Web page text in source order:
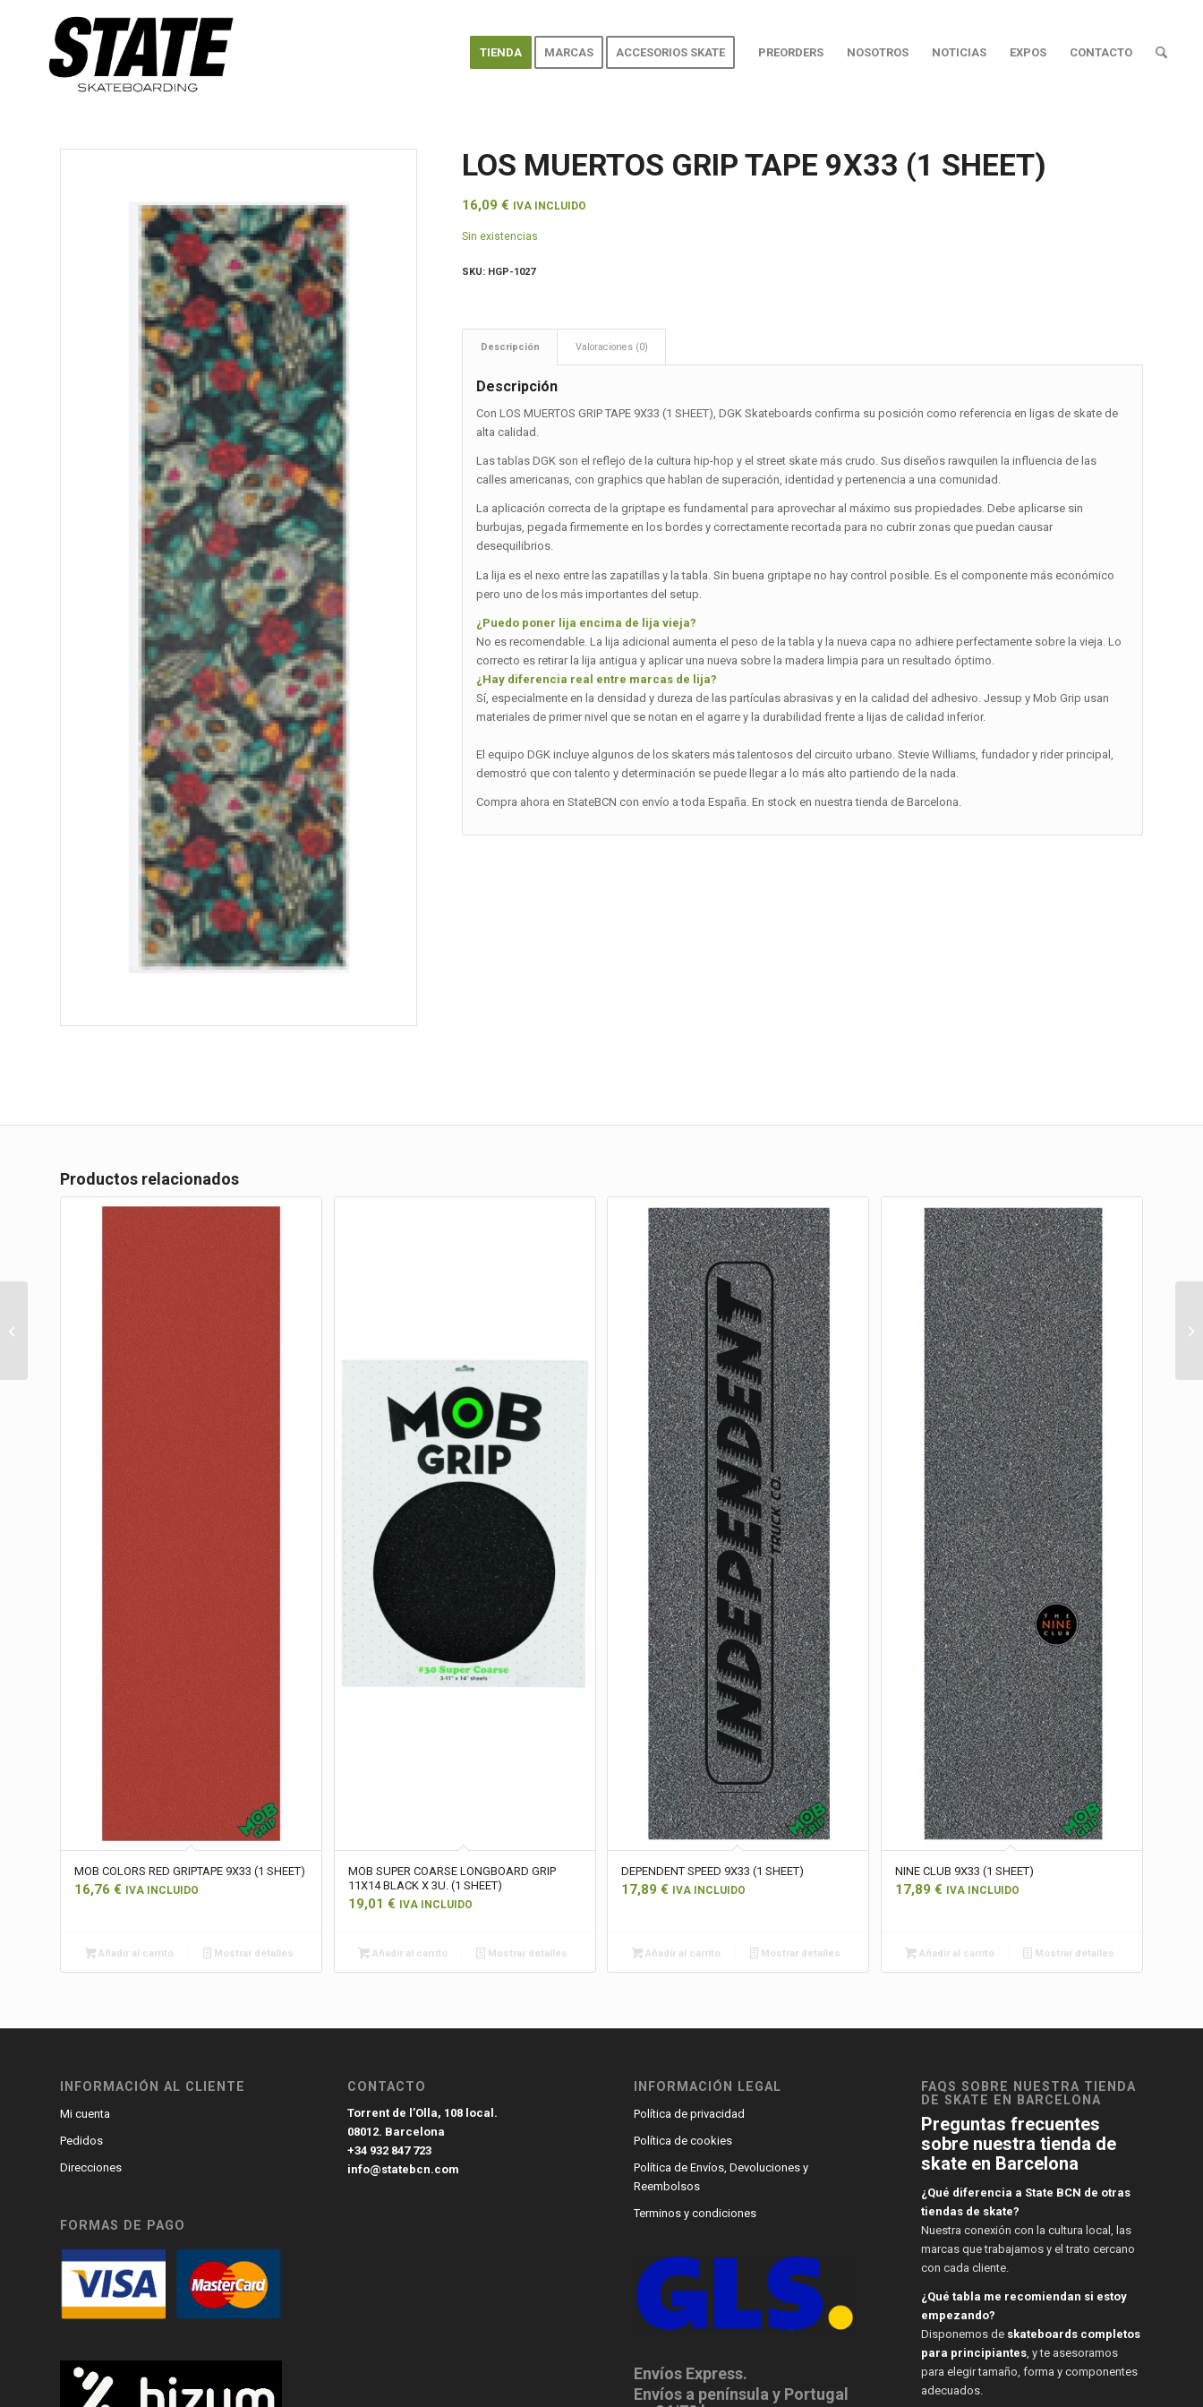
TIENDA MARCAS ACCESORIOS SKATE PREORDERS NOSOTROS NOTICIAS EXPOS CONTACTO
LOS MUERTOS GRIP TAPE 9X33 (1 SHEET)
16,09€ IVA INCLUIDO
Sin existencias
SKU: HGP-1027
Descripción Valoraciones (0)
Descripción
Con LOS MUERTOS GRIP TAPE 9X33 (1 SHEET), DGK Skateboards confirma su posición como referencia en ligas de skate de
alta calidad.
Las tablas DGK son el reflejo de la cultura hip-hop y el street skate más crudo. Sus diseños rawquilen la influencia de las
calles americanas, con graphics que hablan de superación, identidad y pertenencia a una comunidad.
La aplicación correcta de la griptape es fundamental para aprovechar al máximo sus propiedades. Debe aplicarse sin
burbujas, pegada firmemente en los bordes y correctamente recortada para no cubrir zonas que puedan causar
desequilibrios.
La lija es el nexo entre las zapatillas y la tabla. Sin buena griptape no hay control posible. Es el componente más económico
pero uno de los más importantes del setup.
¿Puedo poner lija encima de lija vieja?
No es recomendable. La lija adicional aumenta el peso de la tabla y la nueva capa no adhiere perfectamente sobre la vieja. Lo
correcto es retirar la lija antigua y aplicar una nueva sobre la madera limpia para un resultado óptimo.
¿Hay diferencia real entre marcas de lija?
Sí, especialmente en la densidad y dureza de las partículas abrasivas y en la calidad del adhesivo. Jessup y Mob Grip usan
materiales de primer nivel que se notan en el agarre y la durabilidad frente a lijas de calidad inferior.
El equipo DGK incluye algunos de los skaters más talentosos del circuito urbano. Stevie Williams, fundador y rider principal,
demostró que con talento y determinación se puede llegar a lo más alto partiendo de la nada.
Compra ahora en StateBCN con envío a toda España. En stock en nuestra tienda de Barcelona.
Productos relacionados
MOB COLORS RED GRIPTAPE 9X33 (1 SHEET)
16,76 € IVA INCLUIDO
Añadir al carrito Mostrar detalles
MOB SUPER COARSE LONGBOARD GRIP
11X14 BLACK X 3U. (1 SHEET)
19,01 € IVA INCLUIDO
Añadir al carrito Mostrar detalles
DEPENDENT SPEED 9X33 (1 SHEET)
17,89€ IVA INCLUIDO
Añadir al carrito Mostrar detalles
NINE CLUB 9X33 (1 SHEET)
17,89 € IVA INCLUIDO
Añadir al carrito Mostrar detalles
INFORMACIÓN AL CLIENTE
Mi cuenta
Pedidos
Direcciones
FORMAS DE PAGO
CONTACTO
Torrent de l’Olla, 108 local.
08012. Barcelona
+34 932 847 723
info@statebcn.com
INFORMACIÓN LEGAL
Política de privacidad
Política de cookies
Política de Envíos, Devoluciones y
Reembolsos
Terminos y condiciones
Envíos Express.
Envíos a península y Portugal
FAQS SOBRE NUESTRA TIENDA
DE SKATE EN BARCELONA
Preguntas frecuentes
sobre nuestra tienda de
skate en Barcelona
¿Qué diferencia a State BCN de otras
tiendas de skate?
Nuestra conexión con la cultura local, las
marcas que trabajamos y el trato cercano
con cada cliente.
¿Qué tabla me recomiendan si estoy
empezando?
Disponemos de skateboards completos
para principiantes, y te asesoramos
para elegir tamaño, forma y componentes
adecuados.